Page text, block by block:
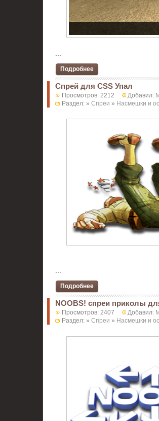
Подробнее
Спрей для CSS Упал
Просмотров: 2212 Добавил:
Раздел: » Спреи » Насмешки и
...
Подробнее
NOOBS! спреи приколы
Просмотров: 2407 Добавил:
Раздел: » Спреи » Насмешки и